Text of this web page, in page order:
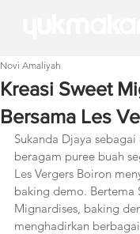
Kreasi Sweet
Bersama Les
Novi Amaliyah
Sukanda Djaya
beragam puree buah
Les Vergers Boiron
baking demo. Bertema
Mignardises, baking
menghadirkan